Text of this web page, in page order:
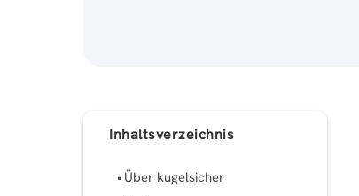
Inhaltsverzeichnis
Über kugelsicher